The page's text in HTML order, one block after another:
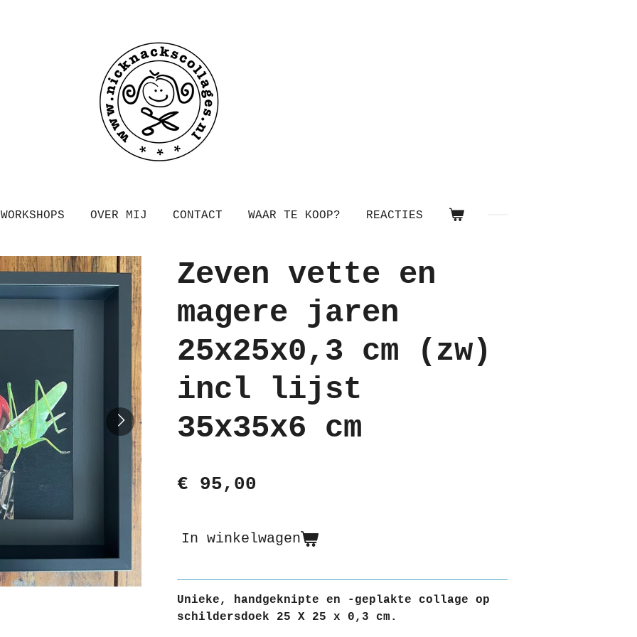
WORKSHOPS OVER MIJ CONTACT WAAR TE KOOP? REACTIES
Zeven vette en
magere jaren
25x25x0,3 cm (zw)
incl lijst
35x35x6 cm
€ 95,00
In winkelwagen
Unieke, handgeknipte en -geplakte collage op
schildersdoek 25 X 25 x 0,3 cm.